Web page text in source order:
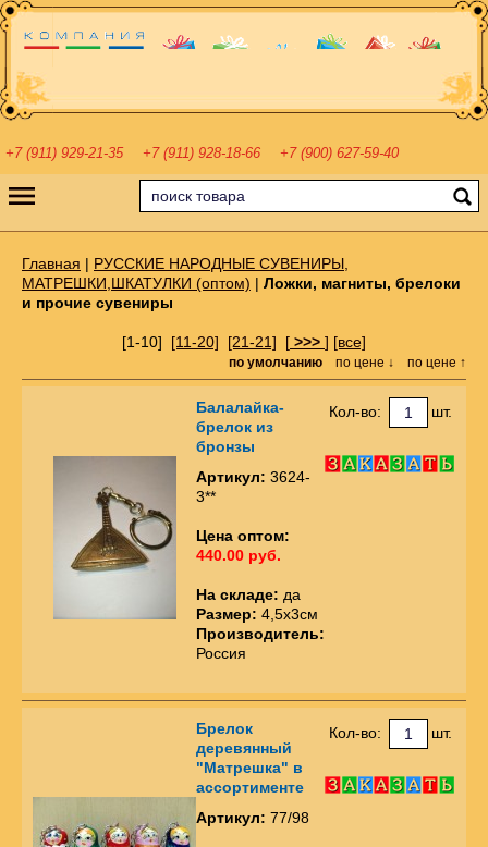
+7 (911) 929-21-35 +7 (911) 928-18-66 +7 (900) 627-59-40
Главная | РУССКИЕ НАРОДНЫЕ СУВЕНИРЫ,
МАТРЕШКИ,ШКАТУЛКИ (оптом) | Ложки, магниты, брелоки
и прочие сувениры
[1-10] [11-20] [21-21] [ >>> ] [все]
по умолчанию по цене ↓ по цене ↑
Балалайка-
брелок из
бронзы
Артикул: 3624-
3**
Цена оптом:
440.00 руб.
На складе: да
Размер: 4,5х3см
Производитель:
Россия
Кол-во: шт.
Брелок
деревянный
"Матрешка" в
ассортименте
Артикул: 77/98
Кол-во: шт.